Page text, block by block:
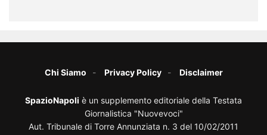
Chi Siamo Privacy Policy Disclaimer
SpazioNapoli è un supplemento editoriale della Testata
Giornalistica "Nuovevoci"
Aut. Tribunale di Torre Annunziata n. 3 del 10/02/2011